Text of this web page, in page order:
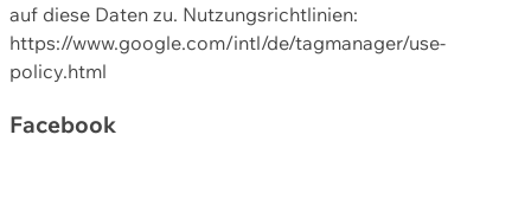
auf diese Daten zu. Nutzungsrichtlinien:
https://www.google.com/intl/de/tagmanager/use-
policy.html
Facebook